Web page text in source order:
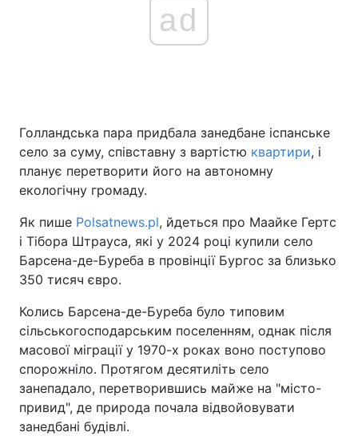
ad
Голландська пара придбала занедбане іспанське
село за суму, співставну з вартістю квартири, і
планує перетворити його на автономну
екологічну громаду.
Як пише Polsatnews.pl, йдеться про Маайке Гертс
і Тібора Штрауса, які у 2024 році купили село
Барсена-де-Буреба в провінції Бургос за близько
350 тисяч євро.
Колись Барсена-де-Буреба було типовим
сільськогосподарським поселенням, однак після
масової міграції у 1970-х роках воно поступово
спорожніло. Протягом десятиліть село
занепадало, перетворившись майже на "місто-
привид", де природа почала відвойовувати
занедбані будівлі.